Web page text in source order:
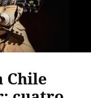
Chile